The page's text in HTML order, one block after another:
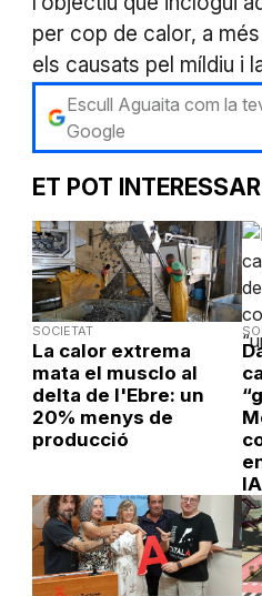
per cop de calor, a
els causats pel míldiu i
Escull Aguaita com la
Google
ET POT INTERESSAR
SOCIETAT
La calor extrema
mata el musclo al
delta de l'Ebre: un
20% menys de
producció
IA